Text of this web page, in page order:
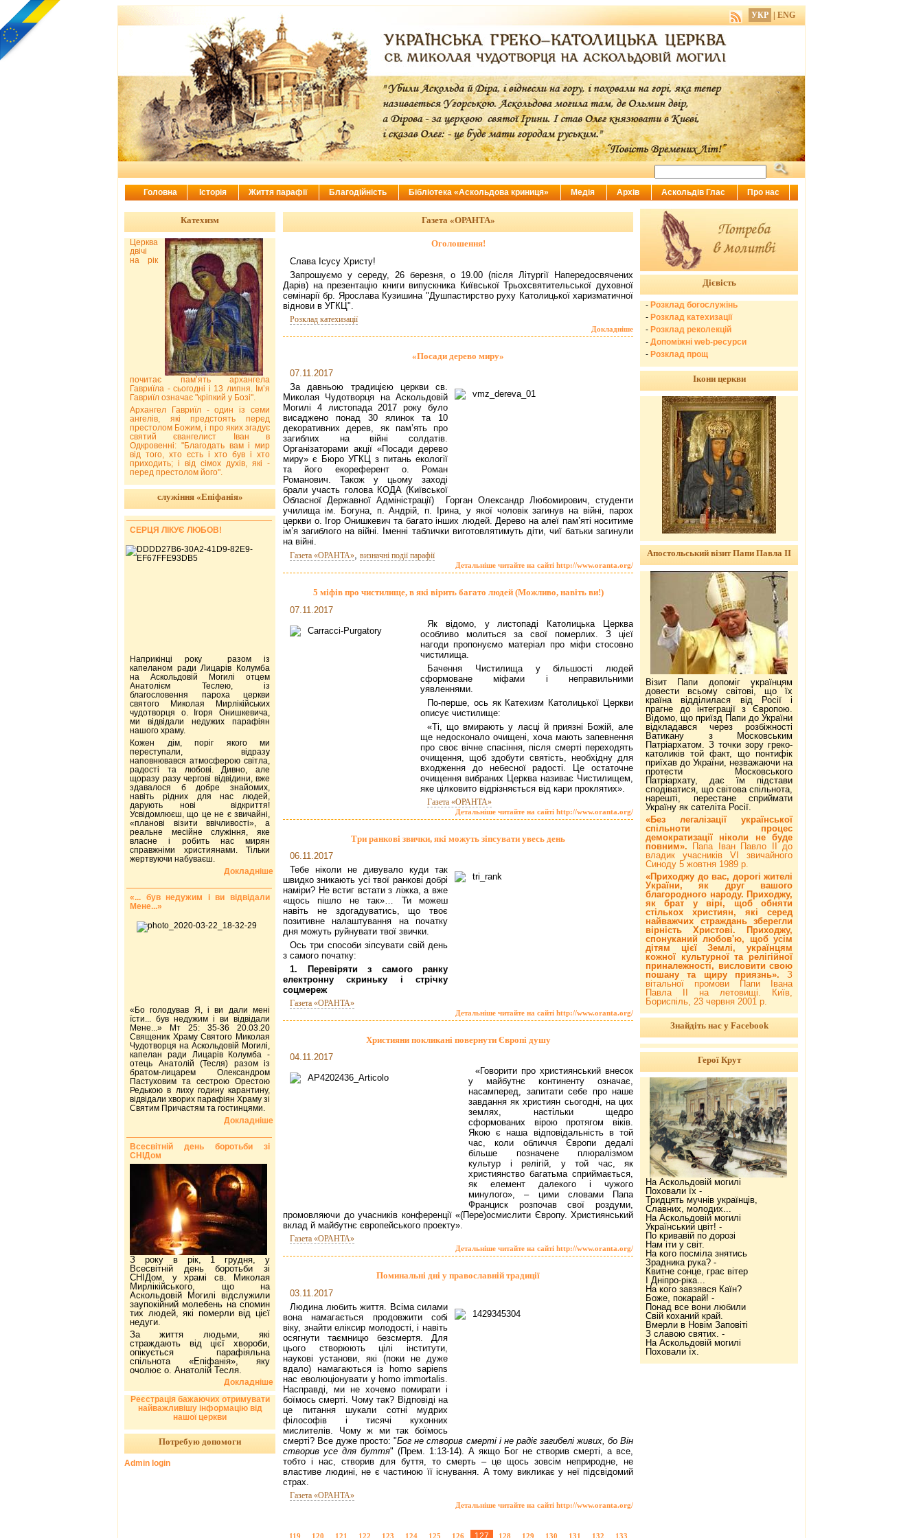
Газета «ОРАНТА»
Оголошення!
Слава Ісусу Христу!
Запрошуємо у середу, 26 березня, о 19.00 (після Літургії Напередосвячених
Дарів) на презентацію книги випускника Київської Трьохсвятительської духовної
семінарії бр. Ярослава Кузишина "Душпастирство руху Католицької харизматичної
віднови в УГКЦ".
Розклад катехизації
Докладніше
«Посади дерево миру»
07.11.2017
За давньою традицією церкви св.
Миколая Чудотворця на Аскольдовій
Могилі 4 листопада 2017 року було
висаджено понад 30 ялинок та 10
декоративних дерев, як пам’ять про
загиблих на війні солдатів.
Організаторами акції «Посади дерево
миру» є Бюро УГКЦ з питань екології
та його екореферент о. Роман
Романович. Також у цьому заході
брали участь голова КОДА (Київської
Обласної Державної Адміністрації) Горган Олександр Любомирович, студенти
училища ім. Богуна, п. Андрій, п. Ірина, у якої чоловік загинув на війні, парох
церкви о. Ігор Онишкевич та багато інших людей. Дерево на алеї пам’яті носитиме
ім’я загиблого на війні. Іменні таблички виготовлятимуть діти, чиї батьки загинули
на війні.
Газета «ОРАНТА», визначні події парафії
Детальніше читайте на сайті http://www.oranta.org/
5 міфів про чистилище, в які вірить багато людей (Можливо, навіть ви!)
07.11.2017
Як відомо, у листопаді Католицька Церква
особливо молиться за свої померлих. З цієї
нагоди пропонуємо матеріал про міфи стосовно
чистилища.
Бачення Чистилища у більшості людей
сформоване міфами і неправильними
уявленнями.
По-перше, ось як Катехизм Католицької Церкви
описує чистилище:
«Ті, що вмирають у ласці й приязні Божій, але
ще недосконало очищені, хоча мають запевнення
про своє вічне спасіння, після смерті переходять
очищення, щоб здобути святість, необхідну для
входження до небесної радості. Це остаточне
очищення вибраних Церква називає Чистилищем,
яке цілковито відрізняється від кари проклятих».
Газета «ОРАНТА»
Детальніше читайте на сайті http://www.oranta.org/
Три ранкові звички, які можуть зіпсувати увесь день
06.11.2017
Тебе ніколи не дивувало куди так
швидко зникають усі твої ранкові добрі
наміри? Не встиг встати з ліжка, а вже
«щось пішло не так»… Ти можеш
навіть не здогадуватись, що твоє
позитивне налаштування на початку
дня можуть руйнувати твої звички.
Ось три способи зіпсувати свій день
з самого початку:
1. Перевіряти з самого ранку
електронну скриньку і стрічку
соцмереж
Газета «ОРАНТА»
Детальніше читайте на сайті http://www.oranta.org/
Християни покликані повернути Європі душу
04.11.2017
«Говорити про християнський внесок
у майбутнє континенту означає,
насамперед, запитати себе про наше
завдання як християн сьогодні, на цих
землях, настільки щедро
сформованих вірою протягом віків.
Якою є наша відповідальність в той
час, коли обличчя Європи дедалі
більше позначене плюралізмом
культур і релігій, у той час, як
християнство багатьма сприймається,
як елемент далекого і чужого
минулого», – цими словами Папа
Франциск розпочав свої роздуми,
промовляючи до учасників конференції «(Пере)осмислити Європу. Християнський
вклад й майбутнє європейського проекту».
Газета «ОРАНТА»
Детальніше читайте на сайті http://www.oranta.org/
Поминальні дні у православній традиції
03.11.2017
Людина любить життя. Всіма силами
вона намагається продовжити собі
віку, знайти еліксир молодості, і навіть
осягнути таємницю безсмертя. Для
цього створюють цілі інститути,
наукові установи, які (поки не дуже
вдало) намагаються із homo sapiens
нас еволюціонувати у homo immortalis.
Насправді, ми не хочемо помирати і
боїмось смерті. Чому так? Відповіді на
це питання шукали сотні мудрих
філософів і тисячі кухонних
мислителів. Чому ж ми так боїмось
смерті? Все дуже просто: "Бог не створив смерті і не радіє загибелі живих, бо Він
створив усе для буття" (Прем. 1:13-14). А якщо Бог не створив смерті, а все,
тобто і нас, створив для буття, то смерть – це щось зовсім неприродне, не
властиве людині, не є частиною її існування. А тому викликає у неї підсвідомий
страх.
Газета «ОРАНТА»
Детальніше читайте на сайті http://www.oranta.org/
119 120 121 122 123 124 125 126 127 128 129 130 131 132 133
Катехизм
Церква
двічі
на рік
почитає пам’ять архангела
Гавриїла - сьогодні і 13 липня. Ім’я
Гавриїл означає "кріпкий у Бозі".
Архангел Гавриїл - один із семи
ангелів, які предстоять перед
престолом Божим, і про яких згадує
святий євангелист Іван в
Одкровенні: "Благодать вам і мир
від того, хто єсть і хто був і хто
приходить; і від сімох духів, які -
перед престолом його".
служіння «Епіфанія»
СЕРЦЯ ЛІКУЄ ЛЮБОВ!
Наприкінці року разом із
капеланом ради Лицарів Колумба
на Аскольдовій Могилі отцем
Анатолієм Теслею, із
благословення пароха церкви
святого Миколая Мирлікійських
чудотворця о. Ігоря Онишкевича,
ми відвідали недужих парафіян
нашого храму.
Кожен дім, поріг якого ми
переступали, відразу
наповнювався атмосферою світла,
радості та любові. Дивно, але
щоразу разу чергові відвідини, вже
здавалося б добре знайомих,
навіть рідних для нас людей,
дарують нові відкриття!
Усвідомлюєш, що це не є звичайні,
«планові візити ввічливості», а
реальне месійне служіння, яке
власне і робить нас мирян
справжніми християнами. Тільки
жертвуючи набуваєш.
Докладніше
«... був недужим і ви відвідали
Мене...»
«Бо голодував Я, і ви дали мені
їсти... був недужим і ви відвідали
Мене...» Мт 25: 35-36 20.03.20
Священик Храму Святого Миколая
Чудотворця на Аскольдовій Могилі,
капелан ради Лицарів Колумба -
отець Анатолій (Тесля) разом із
братом-лицарем Олександром
Пастуховим та сестрою Орестою
Редькою в лиху годину карантину,
відвідали хворих парафіян Храму зі
Святим Причастям та гостинцями.
Докладніше
Всесвітній день боротьби зі
СНІДом
З року в рік, 1 грудня, у
Всесвітній день боротьби зі
СНІДом, у храмі св. Миколая
Мирлікійського, що на
Аскольдовій Могилі відслужили
заупокійний молебень на спомин
тих людей, які померли від цієї
недуги.
За життя людьми, які
страждають від цієї хвороби,
опікується парафіяльна
спільнота «Епіфанія», яку
очолює о. Анатолій Тесля.
Докладніше
Реєстрація бажаючих отримувати
найважливішу інформацію від
нашої церкви
Потребую допомоги
Admin login
Дієвість
- Розклад богослужінь
- Розклад катехизації
- Розклад реколекцій
- Допоміжні web-ресурси
- Розклад прощ
Ікони церкви
Апостольський візит Папи Павла ІІ
Візит Папи допоміг українцям
довести всьому світові, що їх
країна відділилася від Росії і
прагне до інтеграції з Європою.
Відомо, що приїзд Папи до України
відкладався через розбіжності
Ватикану з Московським
Патріархатом. З точки зору греко-
католиків той факт, що понтифік
приїхав до України, незважаючи на
протести Московського
Патріархату, дає їм підстави
сподіватися, що світова спільнота,
нарешті, перестане сприймати
Україну як сателіта Росії.
«Без легалізації української
спільноти процес
демократизації ніколи не буде
повним».
Папа Іван Павло ІІ до
владик учасників VI звичайного
Синоду 5 жовтня 1989 р.
«Приходжу до вас, дорогі жителі
України, як друг вашого
благородного народу. Приходжу,
як брат у вірі, щоб обняти
стількох християн, які серед
найважчих страждань зберегли
вірність Христові. Приходжу,
спонуканий любов'ю, щоб усім
дітям цієї Землі, українцям
кожної культурної та релігійної
приналежності, висловити свою
пошану та щиру приязнь». З
вітальної промови Папи Івана
Павла ІІ на летовищі. Київ,
Бориспіль, 23 червня 2001 р.
Знайдіть нас у Facebook
Герої Крут
На Аскольдовій могилі
Поховали їх -
Тридцять мучнів українців,
Славних, молодих...
На Аскольдовій могилі
Український цвіт! -
По кривавій по дорозі
Нам іти у світ.
На кого посміла знятись
Зрадника рука? -
Квитне сонце, грає вітер
І Дніпро-ріка...
На кого завзявся Каїн?
Боже, покарай! -
Понад все вони любили
Свій коханий край.
Вмерли в Новім Заповіті
З славою святих. -
На Аскольдовій могилі
Поховали їх.
УКР ENG
Головна Історія Життя парафії Благодійність Бібліотека «Аскольдова криниця» Медія Архів Аскольдів Глас Про нас